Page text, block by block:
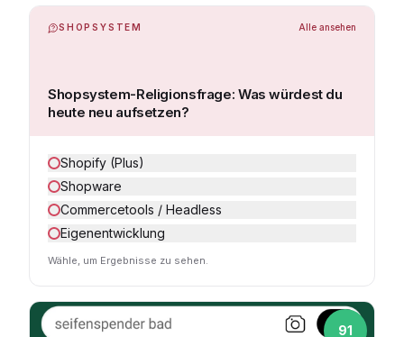
SHOPSYSTEM Alle ansehen
Shopsystem-Religionsfrage: Was würdest du
heute neu aufsetzen?
Shopify (Plus)
Shopware
Commercetools / Headless
Eigenentwicklung
Wähle, um Ergebnisse zu sehen.
91